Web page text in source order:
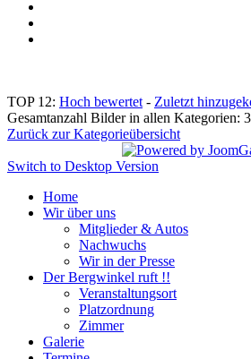
TOP 12: Hoch bewertet - Zuletzt
Gesamtanzahl Bilder in allen Kategorien:
Zurück zur Kategorieübersicht
Switch to Desktop Version
Home
Wir über uns
Mitglieder & Autos
Nachwuchs
Wir in der Presse
Der Bergwinkel ruft !!
Veranstaltungsort
Platzordnung
Zimmer
Galerie